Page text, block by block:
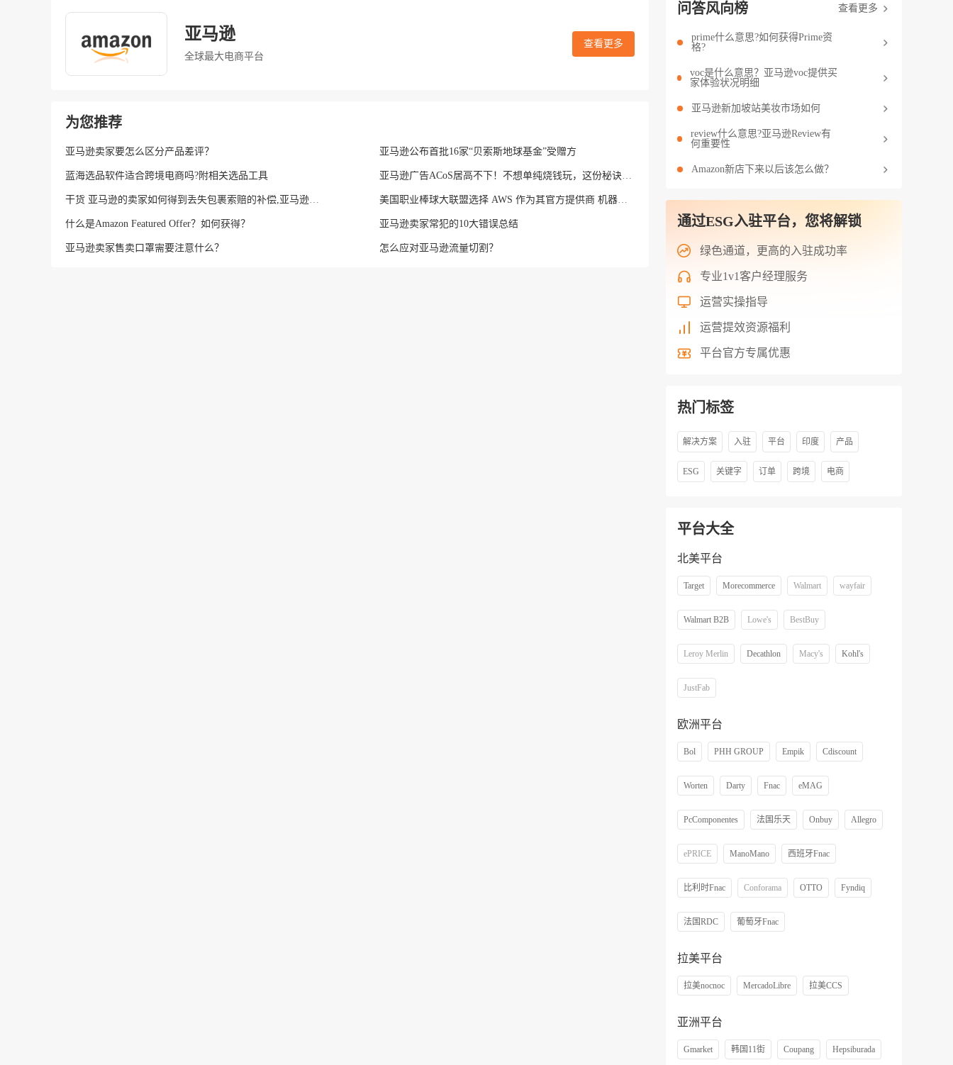
亚马逊
全球最大电商平台
查看更多
为您推荐
亚马逊卖家要怎么区分产品差评？ 亚马逊公布首批16家“贝索斯地球基金”受赠方
蓝海选品软件适合跨境电商吗?附相关选品工具 亚马逊广告ACoS居高不下！不想单纯烧钱玩，这份秘诀快收下
干货 亚马逊的卖家如何得到丢失包裹索赔的补偿,亚马逊不符合退货条件怎么退货 美国职业棒球大联盟选择 AWS 作为其官方提供商 机器学习、人工智能和深度学习
什么是Amazon Featured Offer？如何获得？ 亚马逊卖家常犯的10大错误总结
亚马逊卖家售卖口罩需要注意什么？ 怎么应对亚马逊流量切割？
问答风向榜 查看更多
prime什么意思?如何获得Prime资
格?
voc是什么意思？亚马逊voc提供买
家体验状况明细
亚马逊新加坡站美妆市场如何
review什么意思?亚马逊Review有
何重要性
Amazon新店下来以后该怎么做？
通过ESG入驻平台，您将解锁
绿色通道，更高的入驻成功率
专业1v1客户经理服务
运营实操指导
运营提效资源福利
平台官方专属优惠
热门标签
解决方案 入驻 平台 印度 产品
ESG 关键字 订单 跨境 电商
平台大全
北美平台
Target Morecommerce Walmart wayfair
Walmart B2B Lowe's BestBuy
Leroy Merlin Decathlon Macy's Kohl's
JustFab
欧洲平台
Bol PHH GROUP Empik Cdiscount
Worten Darty Fnac eMAG
PcComponentes 法国乐天 Onbuy Allegro
ePRICE ManoMano 西班牙Fnac
比利时Fnac Conforama OTTO Fyndiq
法国RDC 葡萄牙Fnac
拉美平台
拉美nocnoc MercadoLibre 拉美CCS
亚洲平台
Gmarket 韩国11街 Coupang Hepsiburada